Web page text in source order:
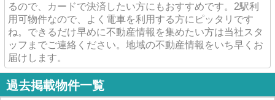
るので、カードで決済したい方にもおすすめです。2駅利
用可物件なので、よく電車を利用する方にピッタリです
ね。できるだけ早めに不動産情報を集めたい方は当社スタ
ッフまでご連絡ください。地域の不動産情報をいち早くお
届けします。
過去掲載物件一覧